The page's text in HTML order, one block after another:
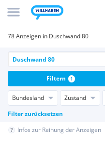
78 Anzeigen in Duschwand 80
Bundesland Zustand
Filter zurücksetzen
Filtern 1
Infos zur Reihung der Anzeigen